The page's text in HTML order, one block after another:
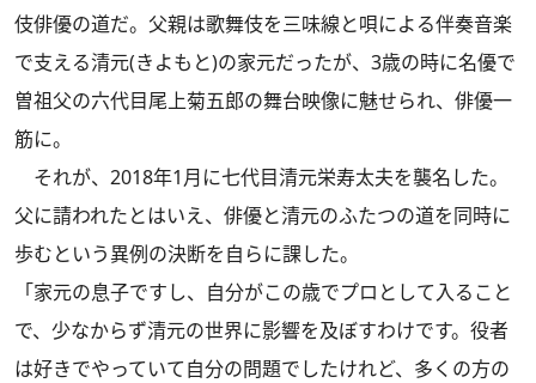
伎俳優の道だ。父親は歌舞伎を三味線と唄による伴奏音楽
で支える清元(きよもと)の家元だったが、3歳の時に名優で
曽祖父の六代目尾上菊五郎の舞台映像に魅せられ、俳優一
筋に。
それが、2018年1月に七代目清元栄寿太夫を襲名した。
父に請われたとはいえ、俳優と清元のふたつの道を同時に
歩むという異例の決断を自らに課した。
「家元の息子ですし、自分がこの歳でプロとして入ること
で、少なからず清元の世界に影響を及ぼすわけです。役者
は好きでやっていて自分の問題でしたけれど、多くの方の